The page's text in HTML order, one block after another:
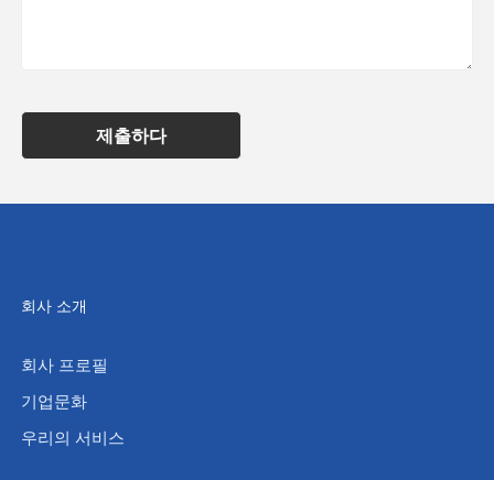
제출하다
회사 소개
회사 프로필
기업문화
우리의 서비스